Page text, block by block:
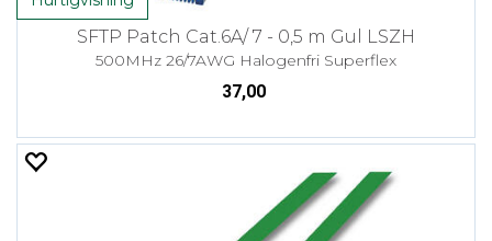
SFTP Patch Cat.6A/ 7 - 0,5 m Gul LSZH
500MHz 26/7AWG Halogenfri Superflex
37,00